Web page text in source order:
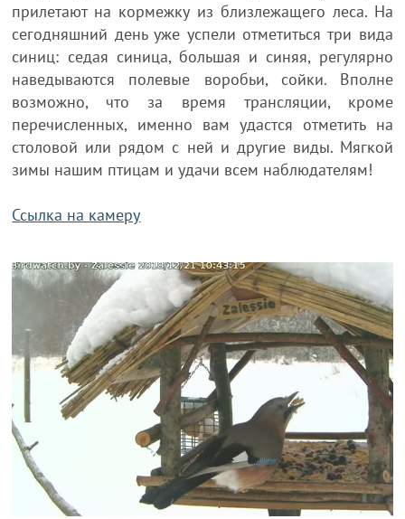
прилетают на кормежку из близлежащего леса. На
сегодняшний день уже успели отметиться три вида
синиц: седая синица, большая и синяя, регулярно
наведываются полевые воробьи, сойки. Вполне
возможно, что за время трансляции, кроме
перечисленных, именно вам удастся отметить на
столовой или рядом с ней и другие виды. Мягкой
зимы нашим птицам и удачи всем наблюдателям!
Ссылка на камеру